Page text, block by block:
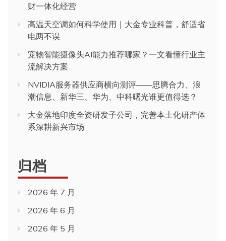
财一体化经营
高温天空调如何科学使用｜大金专业科普，舒适省
电两不误
宠物智能摄像头AI能力推荐哪家？一文看懂行业主
流解决方案
NVIDIA服务器供应商横向测评——思腾合力、浪
潮信息、新华三、华为、中科曙光谁更值得选？
大金落地印度全资研发子公司，完善本土化研产体
系深耕新兴市场
归档
2026 年 7 月
2026 年 6 月
2026 年 5 月